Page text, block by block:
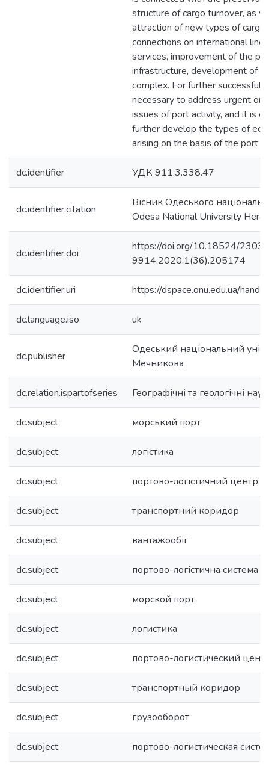
structure of cargo turnover, as
attraction of new types of
connections on international
services, improvement of the
infrastructure, development of
complex. For further successful
necessary to address urgent
issues of port activity, and it is
further develop the types of
arising on the basis of the port
dc.identifier УДК 911.3.338.47
dc.identifier.citation
Вісник Одеського
Odesa National University
dc.identifier.doi
https://doi.org/10.18524/2303-
9914.2020.1(36).205174
dc.identifier.uri https://dspace.onu.edu.ua/
dc.language.iso uk
dc.publisher
Одеський національний
Мечникова
dc.relation.ispartofseries Географічні та геологічні
dc.subject морський порт
dc.subject логістика
dc.subject портово-логістичний центр
dc.subject транспортний коридор
dc.subject вантажообіг
dc.subject портово-логістична система
dc.subject морской порт
dc.subject логистика
dc.subject портово-логистический
dc.subject транспортный коридор
dc.subject грузооборот
dc.subject портово-логистическая